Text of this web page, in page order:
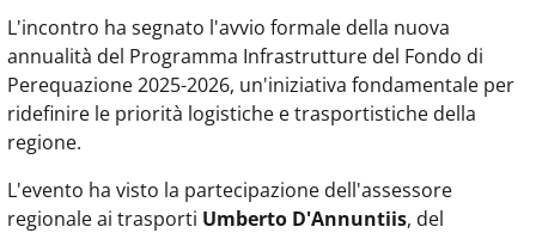
L'incontro ha segnato l'avvio formale della nuova
annualità del Programma Infrastrutture del Fondo di
Perequazione 2025-2026, un'iniziativa fondamentale per
ridefinire le priorità logistiche e trasportistiche della
regione.
L'evento ha visto la partecipazione dell'assessore
regionale ai trasporti Umberto D'Annuntiis, del